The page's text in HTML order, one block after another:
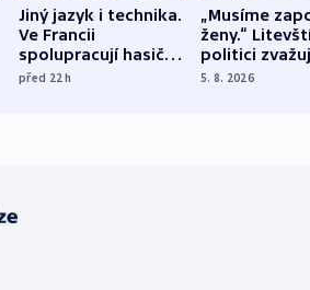
Jiný jazyk i technika.
Ve Francii
spolupracují hasiči z
různých zemí
před 22h
„Musíme
ženy.“
politici
dohodu o
5. 8. 2026